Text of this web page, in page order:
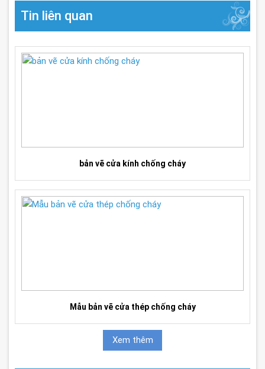
Tin liên quan
bản vẽ cửa kính chống cháy
Mẫu bản vẽ cửa thép chống cháy
Xem thêm